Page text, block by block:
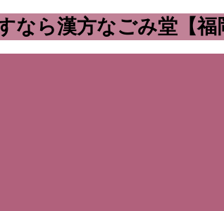
なら漢方なごみ堂【福